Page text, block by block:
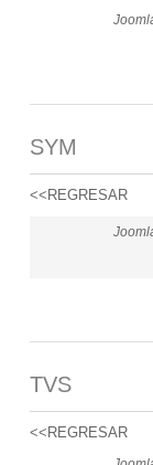
SYM
<<REGRESAR
TVS
<<REGRESAR